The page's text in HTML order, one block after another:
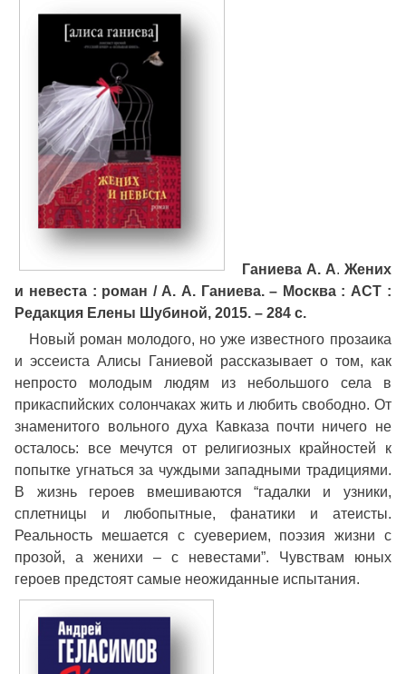
Ганиева А. А. Жених
и невеста : роман / А. А. Ганиева. – Москва : АСТ :
Редакция Елены Шубиной, 2015. – 284 с.
Новый роман молодого, но уже известного прозаика
и эссеиста Алисы Ганиевой рассказывает о том, как
непросто молодым людям из небольшого села в
прикаспийских солончаках жить и любить свободно. От
знаменитого вольного духа Кавказа почти ничего не
осталось: все мечутся от религиозных крайностей к
попытке угнаться за чуждыми западными традициями.
В жизнь героев вмешиваются “гадалки и узники,
сплетницы и любопытные, фанатики и атеисты.
Реальность мешается с суеверием, поэзия жизни с
прозой, а женихи – с невестами”. Чувствам юных
героев предстоят самые неожиданные испытания.